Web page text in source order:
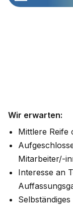
Wir erwarten:
Mittlere Reife
Mitarbeiter/-
Interesse an